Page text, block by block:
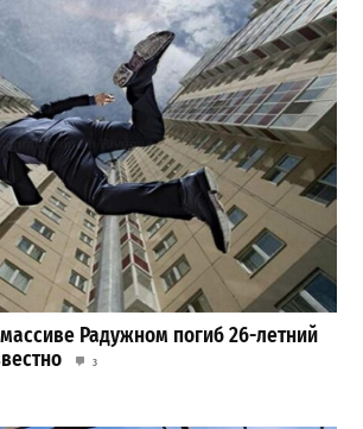
Радужном погиб 26-летний
3